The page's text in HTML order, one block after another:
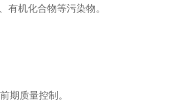
有机化合物等污染物。
期质量控制。